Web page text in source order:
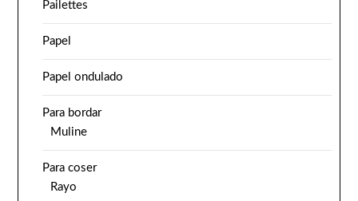
Pailettes
Papel
Papel ondulado
Para bordar
Muline
Para coser
Rayo